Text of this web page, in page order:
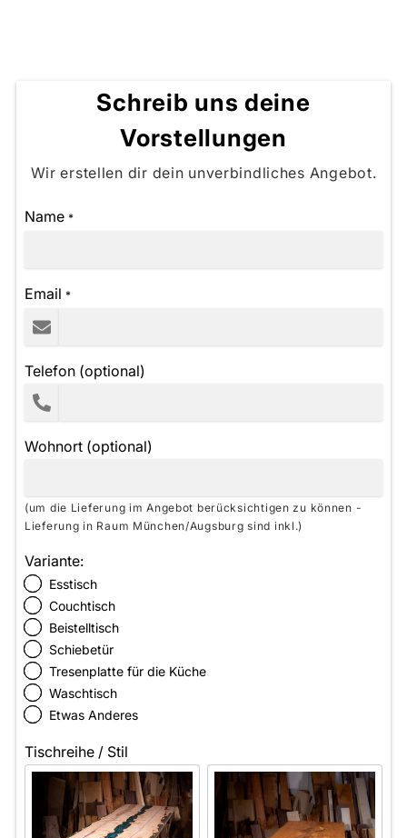
Schreib uns deine
Vorstellungen
Wir erstellen dir dein unverbindliches Angebot.
Name *
Email *
Telefon (optional)
Wohnort (optional)
(um die Lieferung im Angebot berücksichtigen zu können -
Lieferung in Raum München/Augsburg sind inkl.)
Variante:
Esstisch
Couchtisch
Beistelltisch
Schiebetür
Tresenplatte für die Küche
Waschtisch
Etwas Anderes
Tischreihe / Stil